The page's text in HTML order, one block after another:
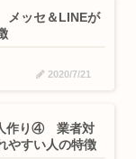
ッセ＆LINEが
2020/7/21
作り④ 業者対
すい人の特徴